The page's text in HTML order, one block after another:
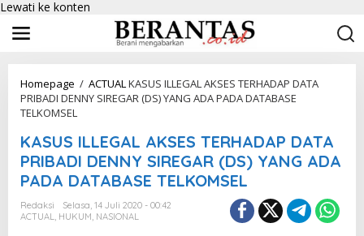
Lewati ke konten
Homepage / ACTUALKASUS ILLEGAL AKSES TERHADAP DATA
PRIBADI DENNY SIREGAR (DS) YANG ADA PADA DATABASE
TELKOMSEL
KASUS ILLEGAL AKSES TERHADAP DATA
PRIBADI DENNY SIREGAR (DS) YANG ADA
PADA DATABASE TELKOMSEL
Redaksi
Selasa, 14 Juli 2020 - 00:42
ACTUAL, HUKUM, NASIONAL